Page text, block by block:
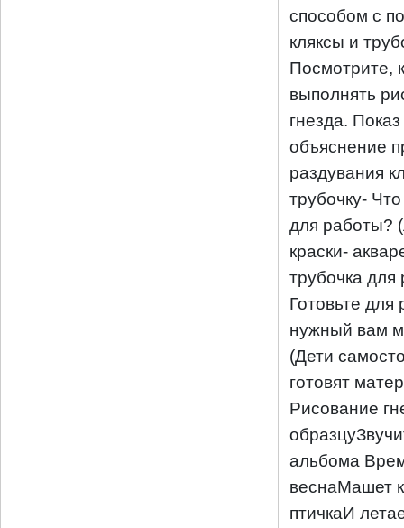
способом с
кляксы и
Посмотрите,
выполнять
гнезда.
объяснение
раздувания
трубочку-
для работы?
краски-
трубочка для
Готовьте для
нужный вам
(Дети
готовят
Рисование
альбома
веснаМашет
птичкаИ